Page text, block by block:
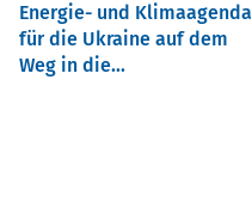
Energie- und Klimaagenda
für die Ukraine auf dem
Weg in die...